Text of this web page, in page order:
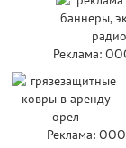
Реклама:
Реклама: